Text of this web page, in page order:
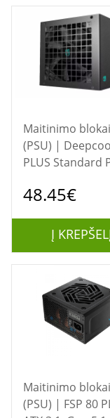
Maitinimo blokai
(PSU) | Deepcool 80
PLUS Standard
48.45€
Į
Maitinimo blokai
(PSU) | FSP 80 PLUS,